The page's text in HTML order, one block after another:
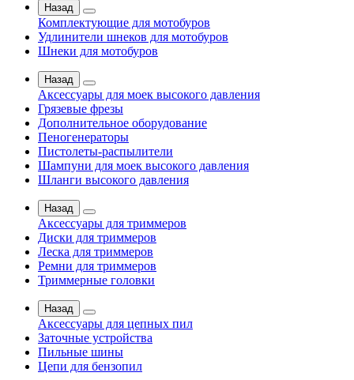
Назад
Комплектующие для мотобуров
Удлинители шнеков для мотобуров
Шнеки для мотобуров
Назад
Аксессуары для моек высокого давления
Грязевые фрезы
Дополнительное оборудование
Пеногенераторы
Пистолеты-распылители
Шампуни для моек высокого давления
Шланги высокого давления
Назад
Аксессуары для триммеров
Диски для триммеров
Леска для триммеров
Ремни для триммеров
Триммерные головки
Назад
Аксессуары для цепных пил
Заточные устройства
Пильные шины
Цепи для бензопил